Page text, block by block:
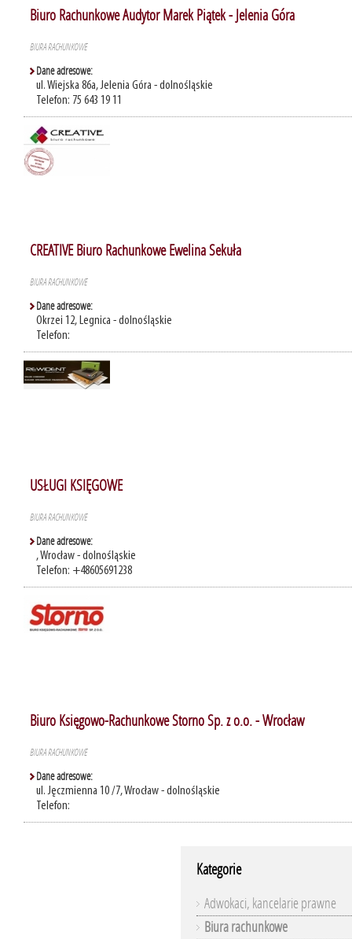
Biuro Rachunkowe Audytor Marek Piątek - Jelenia Góra
BIURA RACHUNKOWE
Dane adresowe:
ul. Wiejska 86a, Jelenia Góra - dolnośląskie
Telefon: 75 643 19 11
CREATIVE Biuro Rachunkowe Ewelina Sekuła
BIURA RACHUNKOWE
Dane adresowe:
Okrzei 12, Legnica - dolnośląskie
Telefon:
USŁUGI KSIĘGOWE
BIURA RACHUNKOWE
Dane adresowe:
, Wrocław - dolnośląskie
Telefon: +48605691238
Biuro Księgowo-Rachunkowe Storno Sp. z o.o. - Wrocław
BIURA RACHUNKOWE
Dane adresowe:
ul. Jęczmienna 10 /7, Wrocław - dolnośląskie
Telefon:
Kategorie
Adwokaci, kancelarie prawne
Biura rachunkowe